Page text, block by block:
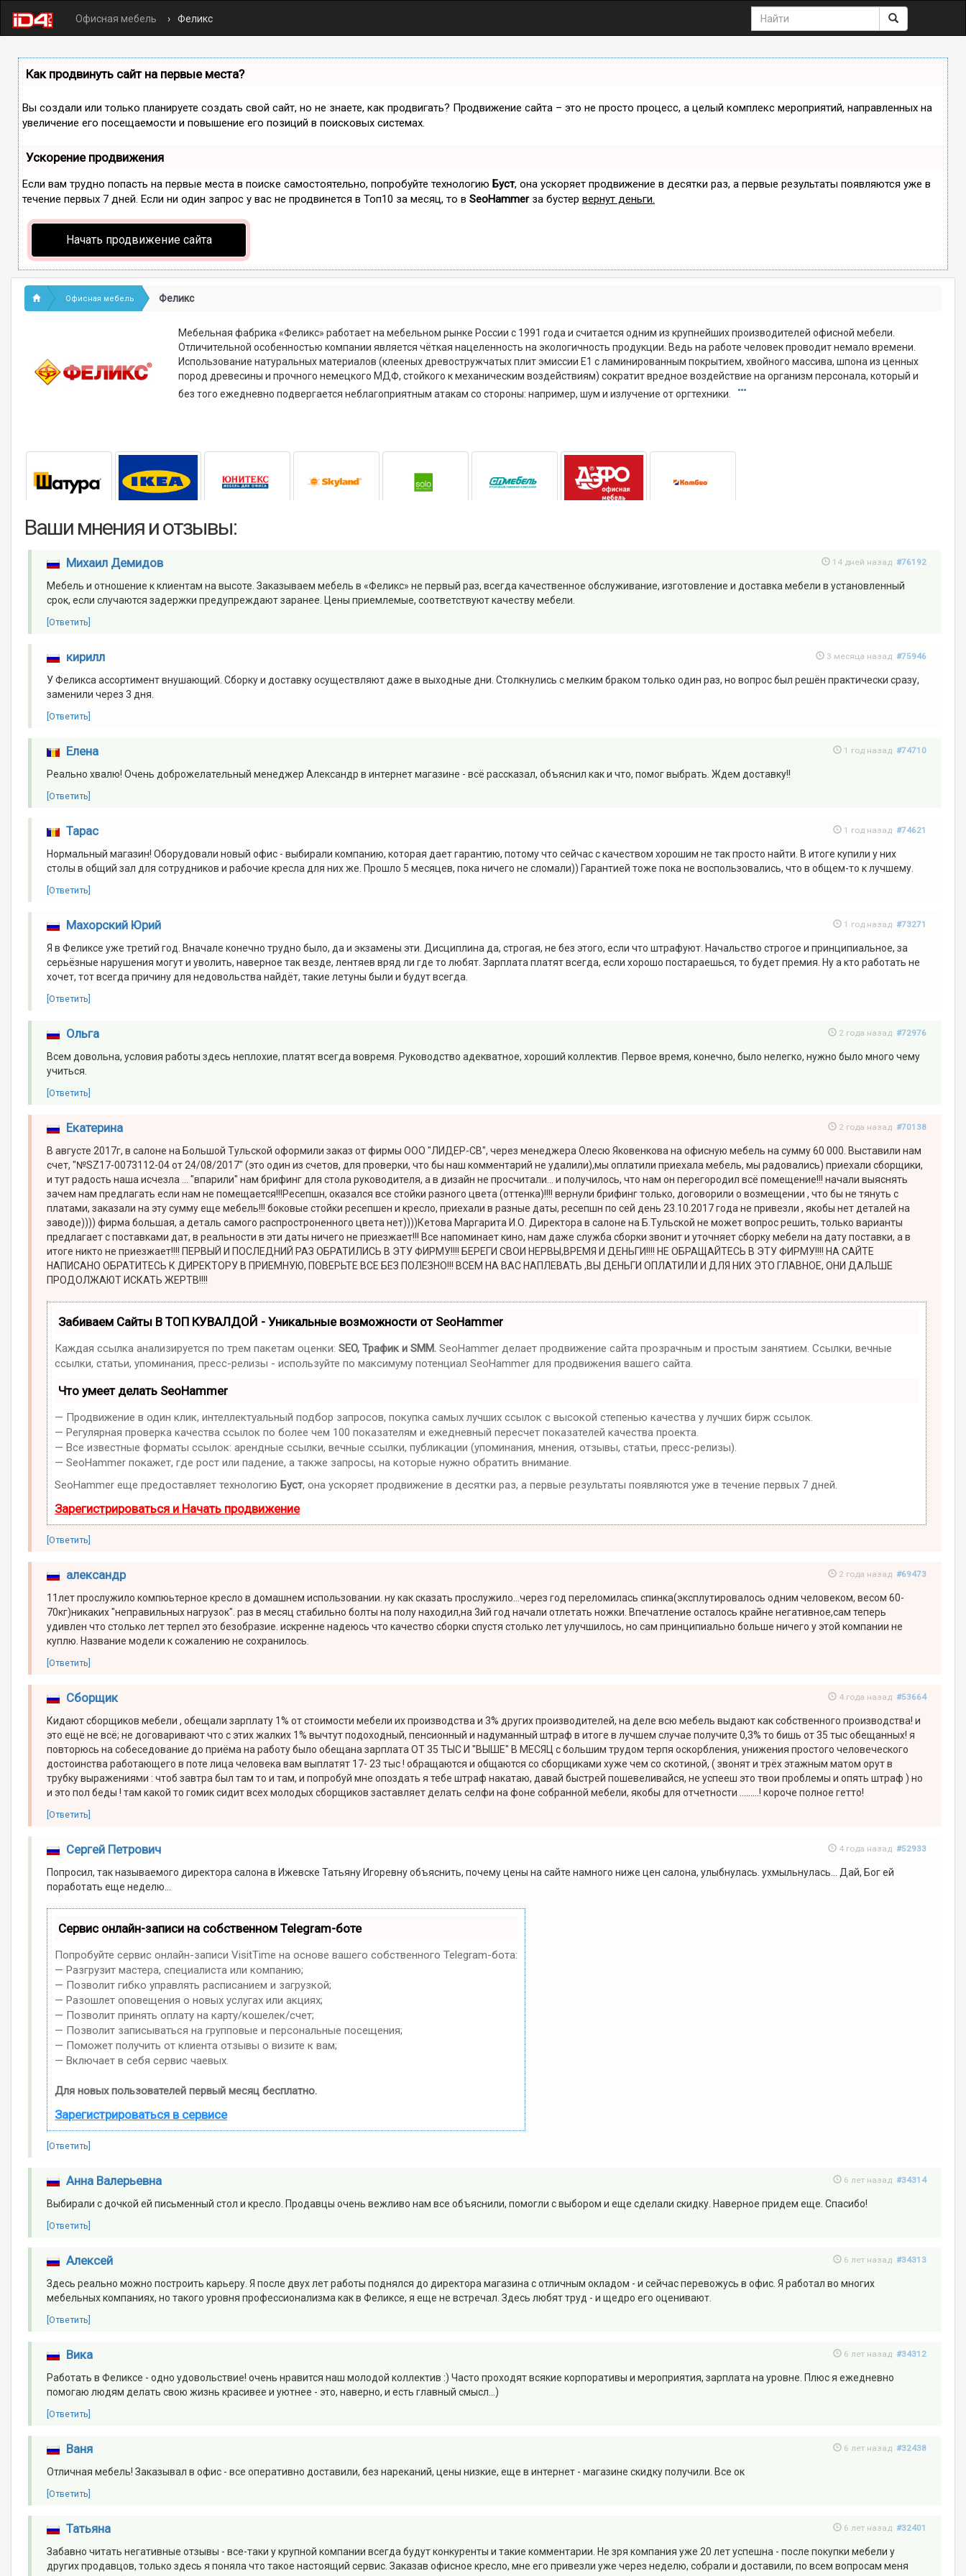
Офисная мебель Феликс
Как продвинуть сайт на первые места?
Вы создали или только планируете создать свой сайт, но не знаете, как продвигать? Продвижение сайта – это не просто процесс, а целый комплекс мероприятий, направленных на
увеличение его посещаемости и повышение его позиций в поисковых системах.
Ускорение продвижения
Если вам трудно попасть на первые места в поиске самостоятельно, попробуйте технологию Буст, она ускоряет продвижение в десятки раз, а первые результаты появляются уже в
течение первых 7 дней. Если ни один запрос у вас не продвинется в Топ10 за месяц, то в SeoHammerза бустер вернут деньги.
Начать продвижение сайта
Офисная мебель Феликс
Мебельная фабрика «Феликс» работает на мебельном рынке России с 1991 года и считается одним из крупнейших производителей офисной мебели.
Отличительной особенностью компании является чёткая нацеленность на экологичность продукции. Ведь на работе человек проводит немало времени.
Использование натуральных материалов (клееных древостружчатых плит эмиссии Е1 с ламинированным покрытием, хвойного массива, шпона из ценных
пород древесины и прочного немецкого МДФ, стойкого к механическим воздействиям) сократит вредное воздействие на организм персонала, который и
без того ежедневно подвергается неблагоприятным атакам со стороны: например, шум и излучение от оргтехники.
Ваши мнения и отзывы:
Михаил Демидов 14 дней назад #76192
Мебель и отношение к клиентам на высоте. Заказываем мебель в «Феликс» не первый раз, всегда качественное обслуживание, изготовление и доставка мебели в установленный
срок, если случаются задержки предупреждают заранее. Цены приемлемые, соответствуют качеству мебели.
[Ответить]
кирилл 3 месяца назад #75946
У Феликса ассортимент внушающий. Сборку и доставку осуществляют даже в выходные дни. Столкнулись с мелким браком только один раз, но вопрос был решён практически сразу,
заменили через 3 дня.
[Ответить]
Елена 1 год назад #74710
Реально хвалю! Очень доброжелательный менеджер Александр в интернет магазине - всё рассказал, объяснил как и что, помог выбрать. Ждем доставку!!
[Ответить]
Тарас 1 год назад #74621
Нормальный магазин! Оборудовали новый офис - выбирали компанию, которая дает гарантию, потому что сейчас с качеством хорошим не так просто найти. В итоге купили у них
столы в общий зал для сотрудников и рабочие кресла для них же. Прошло 5 месяцев, пока ничего не сломали)) Гарантией тоже пока не воспользовались, что в общем-то к лучшему.
[Ответить]
Махорский Юрий 1 год назад #73271
Я в Феликсе уже третий год. Вначале конечно трудно было, да и экзамены эти. Дисциплина да, строгая, не без этого, если что штрафуют. Начальство строгое и принципиальное, за
серьёзные нарушения могут и уволить, наверное так везде, лентяев вряд ли где то любят. Зарплата платят всегда, если хорошо постараешься, то будет премия. Ну а кто работать не
хочет, тот всегда причину для недовольства найдёт, такие летуны были и будут всегда.
[Ответить]
Ольга 2 года назад #72976
Всем довольна, условия работы здесь неплохие, платят всегда вовремя. Руководство адекватное, хороший коллектив. Первое время, конечно, было нелегко, нужно было много чему
учиться.
[Ответить]
Екатерина 2 года назад #70138
В августе 2017г, в салоне на Большой Тульской оформили заказ от фирмы ООО "ЛИДЕР-СВ", через менеджера Олесю Яковенкова на офисную мебель на сумму 60 000. Выставили нам
счет, "№SZ17-0073112-04 от 24/08/2017" (это один из счетов, для проверки, что бы наш комментарий не удалили),мы оплатили приехала мебель, мы радовались) приехали сборщики,
и тут радость наша исчезла ... "впарили" нам брифинг для стола руководителя, а в дизайн не просчитали... и получилось, что нам он перегородил всё помещение!!! начали выяснять
зачем нам предлагать если нам не помещается!!!Ресепшн, оказался все стойки разного цвета (оттенка)!!!! вернули брифинг только, договорили о возмещении , что бы не тянуть с
платами, заказали на эту сумму еще мебель!!! боковые стойки ресепшен и кресло, приехали в разные даты, ресепшн по сей день 23.10.2017 года не привезли , якобы нет деталей на
заводе)))) фирма большая, а деталь самого распростроненного цвета нет))))Кетова Маргарита И.О. Директора в салоне на Б.Тульской не может вопрос решить, только варианты
предлагает с поставками дат, в реальности в эти даты ничего не приезжает!!! Все напоминает кино, нам даже служба сборки звонит и уточняет сборку мебели на дату поставки, а в
итоге никто не приезжает!!!! ПЕРВЫЙ И ПОСЛЕДНИЙ РАЗ ОБРАТИЛИСЬ В ЭТУ ФИРМУ!!!! БЕРЕГИ СВОИ НЕРВЫ,ВРЕМЯ И ДЕНЬГИ!!!! НЕ ОБРАЩАЙТЕСЬ В ЭТУ ФИРМУ!!!! НА САЙТЕ
НАПИСАНО ОБРАТИТЕСЬ К ДИРЕКТОРУ В ПРИЕМНУЮ, ПОВЕРЬТЕ ВСЕ БЕЗ ПОЛЕЗНО!!! ВСЕМ НА ВАС НАПЛЕВАТЬ ,ВЫ ДЕНЬГИ ОПЛАТИЛИ И ДЛЯ НИХ ЭТО ГЛАВНОЕ, ОНИ ДАЛЬШЕ
ПРОДОЛЖАЮТ ИСКАТЬ ЖЕРТВ!!!!
Забиваем Сайты В ТОП КУВАЛДОЙ - Уникальные возможности от SeoHammer
Каждая ссылка анализируется по трем пакетам оценки:SEO, Трафик и SMM. SeoHammer делает продвижение сайта прозрачным и простым занятием. Ссылки, вечные
ссылки, статьи, упоминания, пресс-релизы - используйте по максимуму потенциал SeoHammer для продвижения вашего сайта.
Что умеет делать SeoHammer
— Продвижение в один клик, интеллектуальный подбор запросов, покупка самых лучших ссылок с высокой степенью качества у лучших бирж ссылок.
— Регулярная проверка качества ссылок по более чем 100 показателям и ежедневный пересчет показателей качества проекта.
— Все известные форматы ссылок: арендные ссылки, вечные ссылки, публикации (упоминания, мнения, отзывы, статьи, пресс-релизы).
— SeoHammer покажет, где рост или падение, а также запросы, на которые нужно обратить внимание.
SeoHammer еще предоставляет технологиюБуст, она ускоряет продвижение в десятки раз, а первые результаты появляются уже в течение первых 7 дней.
Зарегистрироваться и Начать продвижение
[Ответить]
александр 2 года назад #69473
11лет прослужило компюьтерное кресло в домашнем использовании. ну как сказать прослужило...через год переломилась спинка(эксплутировалось одним человеком, весом 60-
70кг)никаких "неправильных нагрузок". раз в месяц стабильно болты на полу находил,на 3ий год начали отлетать ножки. Впечатление осталось крайне негативное,сам теперь
удивлен что столько лет терпел это безобразие. искренне надеюсь что качество сборки спустя столько лет улучшилось, но сам принципиально больше ничего у этой компании не
куплю. Название модели к сожалению не сохранилось.
[Ответить]
Сборщик 4 года назад #53664
Кидают сборщиков мебели , обещали зарплату 1% от стоимости мебели их производства и 3% других производителей, на деле всю мебель выдают как собственного производства! и
это ещё не всё; не договаривают что с этих жалких 1% вычтут подоходный, пенсионный и надуманный штраф в итоге в лучшем случае получите 0,3% то бишь от 35 тыс обещанных! я
повторюсь на собеседование до приёма на работу было обещана зарплата ОТ 35 ТЫС И "ВЫШЕ" В МЕСЯЦ с большим трудом терпя оскорбления, унижения простого человеческого
достоинства работающего в поте лица человека вам выплатят 17- 23 тыс ! обращаются и общаются со сборщиками хуже чем со скотиной, ( звонят и трёх этажным матом орут в
трубку выражениями : чтоб завтра был там то и там, и попробуй мне опоздать я тебе штраф накатаю, давай быстрей пошевеливайся, не успееш это твои проблемы и опять штраф ) но
и это пол беды ! там какой то гомик сидит всех молодых сборщиков заставляет делать селфи на фоне собранной мебели, якобы для отчетности .........! короче полное гетто!
[Ответить]
Сергей Петрович 4 года назад #52933
Попросил, так называемого директора салона в Ижевске Татьяну Игоревну объяснить, почему цены на сайте намного ниже цен салона, улыбнулась. ухмыльнулась... Дай, Бог ей
поработать еще неделю...
Сервис онлайн-записи на собственном Telegram-боте
Попробуйте сервис онлайн-записи VisitTime на основе вашего собственного Telegram-бота:
— Разгрузит мастера, специалиста или компанию;
— Позволит гибко управлять расписанием и загрузкой;
— Разошлет оповещения о новых услугах или акциях;
— Позволит принять оплату на карту/кошелек/счет;
— Позволит записываться на групповые и персональные посещения;
— Поможет получить от клиента отзывы о визите к вам;
— Включает в себя сервис чаевых.
Для новых пользователей первый месяц бесплатно.
Зарегистрироваться в сервисе
[Ответить]
Анна Валерьевна 6 лет назад #34314
Выбирали с дочкой ей письменный стол и кресло. Продавцы очень вежливо нам все объяснили, помогли с выбором и еще сделали скидку. Наверное придем еще. Спасибо!
[Ответить]
Алексей 6 лет назад #34313
Здесь реально можно построить карьеру. Я после двух лет работы поднялся до директора магазина с отличным окладом - и сейчас перевожусь в офис. Я работал во многих
мебельных компаниях, но такого уровня профессионализма как в Феликсе, я еще не встречал. Здесь любят труд - и щедро его оценивают.
[Ответить]
Вика 6 лет назад #34312
Работать в Феликсе - одно удовольствие! очень нравится наш молодой коллектив :) Часто проходят всякие корпоративы и мероприятия, зарплата на уровне. Плюс я ежедневно
помогаю людям делать свою жизнь красивее и уютнее - это, наверно, и есть главный смысл...)
[Ответить]
Ваня 6 лет назад #32438
Отличная мебель! Заказывал в офис - все оперативно доставили, без нареканий, цены низкие, еще в интернет - магазине скидку получили. Все ок
[Ответить]
Татьяна 6 лет назад #32401
Забавно читать негативные отзывы - все-таки у крупной компании всегда будут конкуренты и такие комментарии. Не зря компания уже 20 лет успешна - после покупки мебели у
других продавцов, только здесь я поняла что такое настоящий сервис. Заказав офисное кресло, мне его привезли уже через неделю, собрали и доставили, по всем вопросам меня